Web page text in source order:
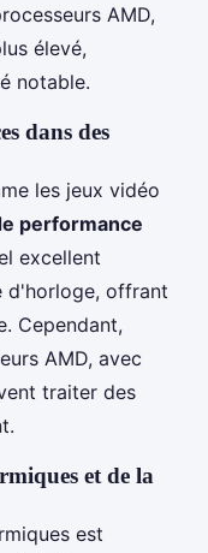
AMD,
élevé,
notable.
dans des
les jeux vidéo
performance
excellent
d'horloge, offrant
Cependant,
AMD, avec
traiter des
et de la
est